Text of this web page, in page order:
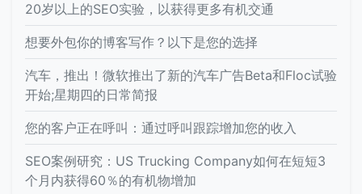
20岁以上的SEO实验，以获得更多有机交通
想要外包你的博客写作？以下是您的选择
汽车，推出！微软推出了新的汽车广告Beta和Floc试验
开始;星期四的日常简报
您的客户正在呼叫：通过呼叫跟踪增加您的收入
SEO案例研究：US Trucking Company如何在短短3
个月内获得60％的有机物增加